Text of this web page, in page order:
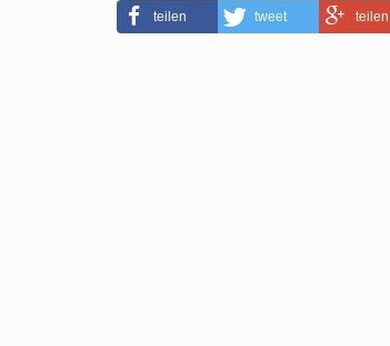
teilen tweet teilen